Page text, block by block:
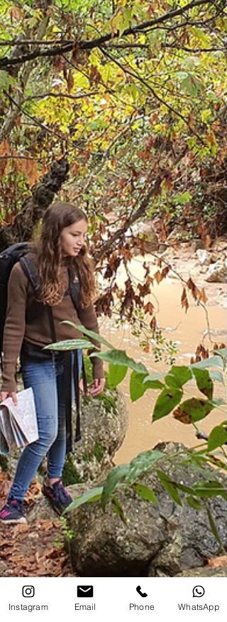
Instagram Email Phone WhatsApp